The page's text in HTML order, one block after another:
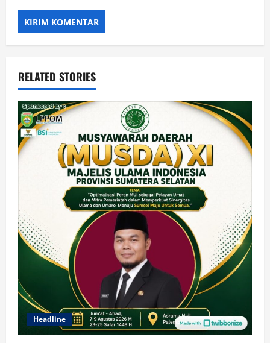
RELATED STORIES
Headline